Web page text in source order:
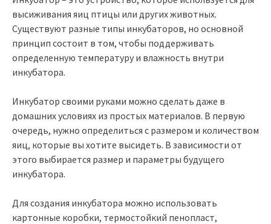
высиживания яиц птицы или других животных.
Существуют разные типы инкубаторов, но основной
принцип состоит в том, чтобы поддерживать
определенную температуру и влажность внутри
инкубатора.
Инкубатор своими руками можно сделать даже в
домашних условиях из простых материалов. В первую
очередь, нужно определиться с размером и количеством
яиц, которые вы хотите высидеть. В зависимости от
этого выбирается размер и параметры будущего
инкубатора.
Для создания инкубатора можно использовать
картонные коробки, термостойкий пенопласт,